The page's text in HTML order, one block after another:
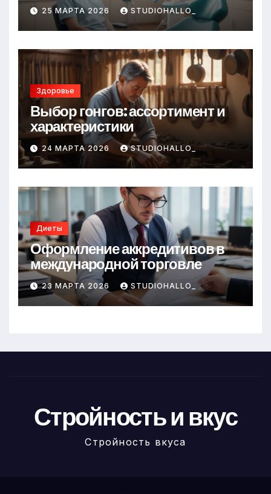
25 МАРТА 2026 STUDIOHALLO_
Здоровье
Выбор гонгов: ассортимент и
характеристики
24 МАРТА 2026 STUDIOHALLO_
Диеты
Оформление аккредитивов в
международной торговле
23 МАРТА 2026 STUDIOHALLO_
Стройность и вкус
Стройность вкуса